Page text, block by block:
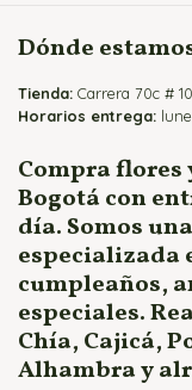
Arreglos para
Flores Fúnebres
Flores para
Flores para
Ramos para
Arreglos con
Dónde
Tienda: Carrera 70c #
Horarios entrega:
Compra flores
Bogotá con
día. Somos
especializada
cumpleaños,
especiales.
Chía, Cajicá,
Alhambra y